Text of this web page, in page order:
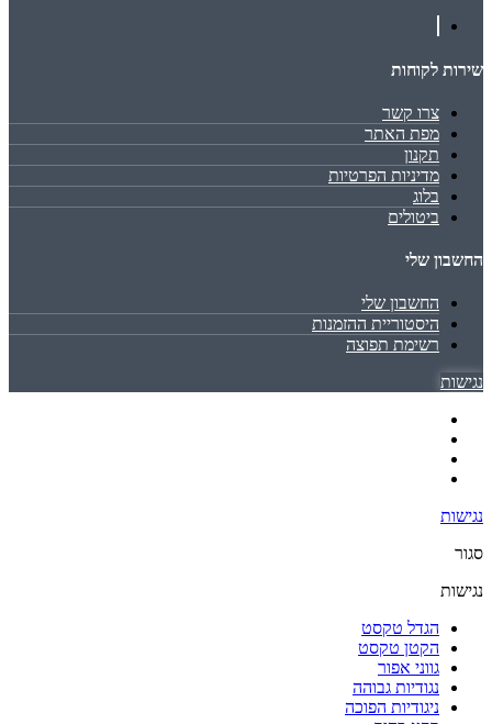
שירות לקוחות
צרו קשר
מפת האתר
תקנון
מדיניות הפרטיות
בלוג
ביטולים
החשבון שלי
החשבון שלי
היסטוריית ההזמנות
רשימת תפוצה
נגישות
נגישות
סגור
נגישות
הגדל טקסט
הקטן טקסט
גווני אפור
נגודיות גבוהה
ניגודיות הפוכה